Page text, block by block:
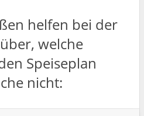
helfen bei der
welche
Speiseplan
nicht: